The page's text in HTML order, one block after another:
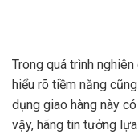
Trong quá trình
hiểu rõ tiềm năng
dụng giao hàng này
vậy, hãng tin tưởng